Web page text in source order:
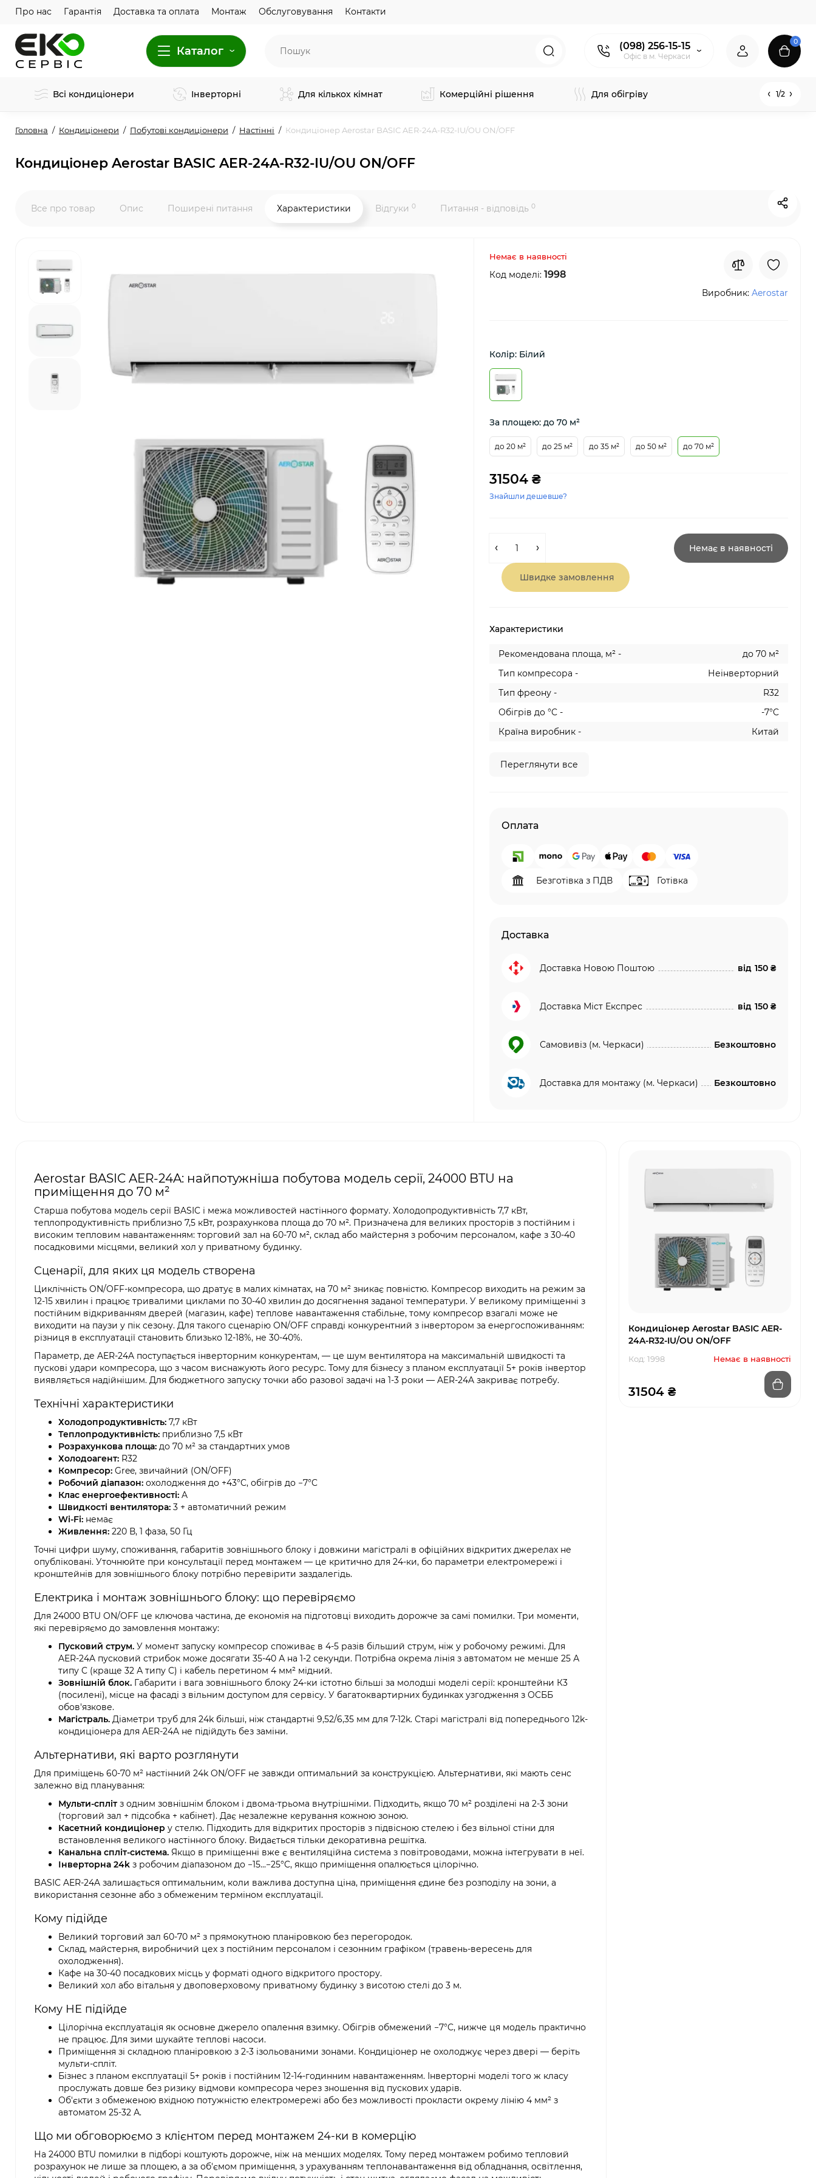
Про нас Гарантія Доставка та оплата Монтаж Обслуговування Контакти
Каталог (098) 256-15-15
Офіс в м. Черкаси
0
Всі кондиціонери Інверторні Для кількох кімнат Комерційні рішення Для обігріву 1/2
Головна Кондиціонери Побутові кондиціонери Настінні Кондиціонер Aerostar BASIC AER-24A-R32-IU/OU ON/OFF
Кондиціонер Aerostar BASIC AER-24A-R32-IU/OU ON/OFF
Все про товар Опис Поширені питання Характеристики Відгуки 0 Питання - відповідь 0
Немає в наявності
Код моделі: 1998
Виробник: Aerostar
Колір: Білий
За площею: до 70 м²
до 20 м² до 25 м² до 35 м² до 50 м² до 70 м²
31504 ₴
Знайшли дешевше?
Немає в наявності
Швидке замовлення
Характеристики
Рекомендована площа, м² -
до 70 м²
Тип компресора -
Неінверторний
Тип фреону -
R32
Обігрів до °C -
-7°C
Країна виробник -
Китай
Переглянути все
Оплата
Безготівка з ПДВ Готівка
Доставка
Доставка Новою Поштою від 150 ₴
Доставка Міст Експрес від 150 ₴
Самовивіз (м. Черкаси) Безкоштовно
Доставка для монтажу (м. Черкаси) Безкоштовно
Aerostar BASIC AER-24A: найпотужніша побутова модель серії, 24000 BTU на
приміщення до 70 м²
Старша побутова модель серії BASIC і межа можливостей настінного формату. Холодопродуктивність 7,7 кВт,
теплопродуктивність приблизно 7,5 кВт, розрахункова площа до 70 м². Призначена для великих просторів з постійним і
високим тепловим навантаженням: торговий зал на 60-70 м², склад або майстерня з робочим персоналом, кафе з 30-40
посадковими місцями, великий хол у приватному будинку.
Сценарії, для яких ця модель створена
Циклічність ON/OFF-компресора, що дратує в малих кімнатах, на 70 м² зникає повністю. Компресор виходить на режим за
12-15 хвилин і працює тривалими циклами по 30-40 хвилин до досягнення заданої температури. У великому приміщенні з
постійним відкриванням дверей (магазин, кафе) теплове навантаження стабільне, тому компресор взагалі може не
виходити на паузи у пік сезону. Для такого сценарію ON/OFF справді конкурентний з інвертором за енергоспоживанням:
різниця в експлуатації становить близько 12-18%, не 30-40%.
Параметр, де AER-24A поступається інверторним конкурентам, — це шум вентилятора на максимальній швидкості та
пускові удари компресора, що з часом виснажують його ресурс. Тому для бізнесу з планом експлуатації 5+ років інвертор
виявляється надійнішим. Для бюджетного запуску точки або разової задачі на 1-3 роки — AER-24A закриває потребу.
Технічні характеристики
Холодопродуктивність: 7,7 кВт
Теплопродуктивність: приблизно 7,5 кВт
Розрахункова площа: до 70 м² за стандартних умов
Холодоагент: R32
Компресор: Gree, звичайний (ON/OFF)
Робочий діапазон: охолодження до +43°C, обігрів до −7°C
Клас енергоефективності: A
Швидкості вентилятора: 3 + автоматичний режим
Wi-Fi: немає
Живлення: 220 В, 1 фаза, 50 Гц
Точні цифри шуму, споживання, габаритів зовнішнього блоку і довжини магістралі в офіційних відкритих джерелах не
опубліковані. Уточнюйте при консультації перед монтажем — це критично для 24-ки, бо параметри електромережі і
кронштейнів для зовнішнього блоку потрібно перевірити заздалегідь.
Електрика і монтаж зовнішнього блоку: що перевіряємо
Для 24000 BTU ON/OFF це ключова частина, де економія на підготовці виходить дорожче за самі помилки. Три моменти,
які перевіряємо до замовлення монтажу:
Пусковий струм. У момент запуску компресор споживає в 4-5 разів більший струм, ніж у робочому режимі. Для
AER-24A пусковий стрибок може досягати 35-40 А на 1-2 секунди. Потрібна окрема лінія з автоматом не менше 25 А
типу C (краще 32 А типу C) і кабель перетином 4 мм² мідний.
Зовнішній блок. Габарити і вага зовнішнього блоку 24-ки істотно більші за молодші моделі серії: кронштейни К3
(посилені), місце на фасаді з вільним доступом для сервісу. У багатоквартирних будинках узгодження з ОСББ
обов'язкове.
Магістраль. Діаметри труб для 24k більші, ніж стандартні 9,52/6,35 мм для 7-12k. Старі магістралі від попереднього 12k-
кондиціонера для AER-24A не підійдуть без заміни.
Альтернативи, які варто розглянути
Для приміщень 60-70 м² настінний 24k ON/OFF не завжди оптимальний за конструкцією. Альтернативи, які мають сенс
залежно від планування:
Мульти-сплітз одним зовнішнім блоком і двома-трьома внутрішніми. Підходить, якщо 70 м² розділені на 2-3 зони
(торговий зал + підсобка + кабінет). Дає незалежне керування кожною зоною.
Касетний кондиціонер у стелю. Підходить для відкритих просторів з підвісною стелею і без вільної стіни для
встановлення великого настінного блоку. Видається тільки декоративна решітка.
Канальна спліт-система. Якщо в приміщенні вже є вентиляційна система з повітроводами, можна інтегрувати в неї.
Інверторна 24k з робочим діапазоном до −15...−25°C, якщо приміщення опалюється цілорічно.
BASIC AER-24A залишається оптимальним, коли важлива доступна ціна, приміщення єдине без розподілу на зони, а
використання сезонне або з обмеженим терміном експлуатації.
Кому підійде
Великий торговий зал 60-70 м² з прямокутною планіровкою без перегородок.
Склад, майстерня, виробничий цех з постійним персоналом і сезонним графіком (травень-вересень для
охолодження).
Кафе на 30-40 посадкових місць у форматі одного відкритого простору.
Великий хол або вітальня у двоповерховому приватному будинку з висотою стелі до 3 м.
Кому НЕ підійде
Цілорічна експлуатація як основне джерело опалення взимку. Обігрів обмежений −7°C, нижче ця модель практично
не працює. Для зими шукайте теплові насоси.
Приміщення зі складною планіровкою з 2-3 ізольованими зонами. Кондиціонер не охолоджує через двері — беріть
мульти-спліт.
Бізнес з планом експлуатації 5+ років і постійним 12-14-годинним навантаженням. Інверторні моделі того ж класу
прослужать довше без ризику відмови компресора через зношення від пускових ударів.
Об'єкти з обмеженою вхідною потужністю електромережі або без можливості прокласти окрему лінію 4 мм² з
автоматом 25-32 А.
Що ми обговорюємо з клієнтом перед монтажем 24-ки в комерцію
На 24000 BTU помилки в підборі коштують дорожче, ніж на менших моделях. Тому перед монтажем робимо тепловий
розрахунок не лише за площею, а за об'ємом приміщення, з урахуванням теплонавантаження від обладнання, освітлення,
Кондиціонер Aerostar BASIC AER-
24A-R32-IU/OU ON/OFF
Код: 1998 Немає в наявності
31504 ₴